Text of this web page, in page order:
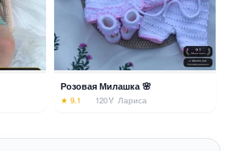
Розовая Милашка 🌸
★ 9.1 120🏅 Лариса